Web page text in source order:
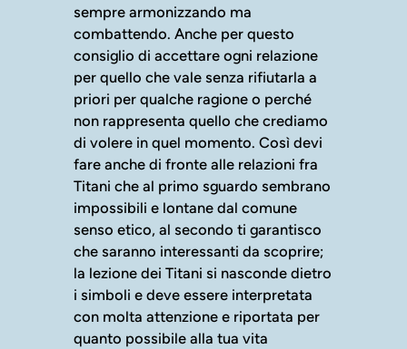
sempre armonizzando ma
combattendo. Anche per questo
consiglio di accettare ogni relazione
per quello che vale senza rifiutarla a
priori per qualche ragione o perché
non rappresenta quello che crediamo
di volere in quel momento. Così devi
fare anche di fronte alle relazioni fra
Titani che al primo sguardo sembrano
impossibili e lontane dal comune
senso etico, al secondo ti garantisco
che saranno interessanti da scoprire;
la lezione dei Titani si nasconde dietro
i simboli e deve essere interpretata
con molta attenzione e riportata per
quanto possibile alla tua vita